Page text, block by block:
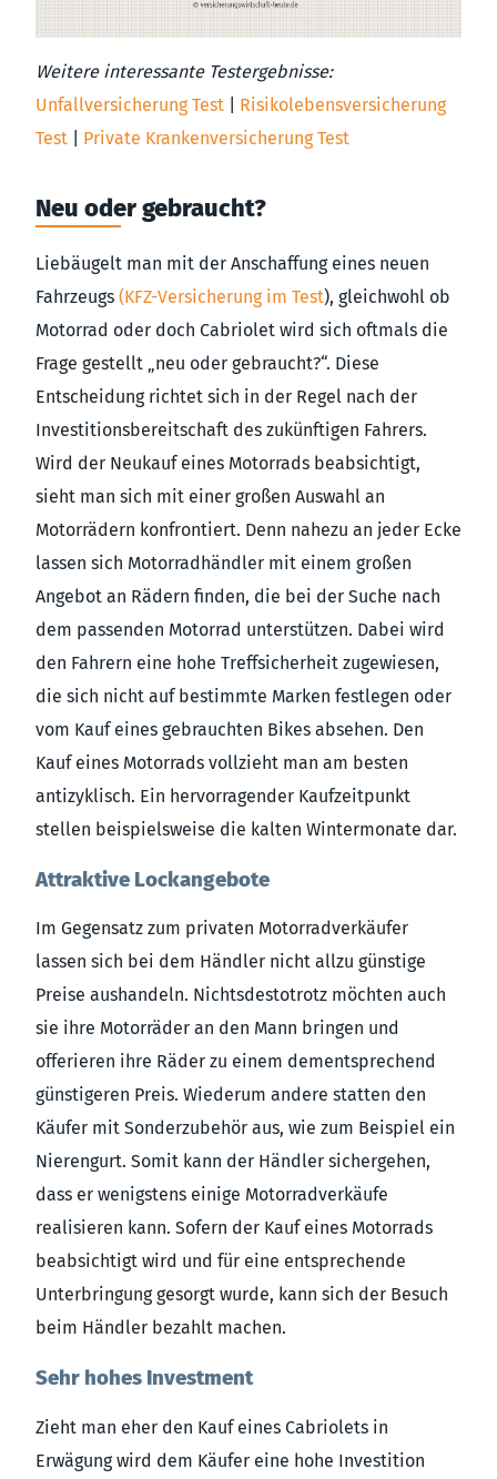
Weitere interessante Testergebnisse:
Unfallversicherung Test
Risikolebensversicherung
Test
Private Krankenversicherung Test
Neu oder gebraucht?
Liebäugelt man mit der Anschaffung eines neuen
Fahrzeugs (KFZ-Versicherung im Test), gleichwohl ob
Motorrad oder doch Cabriolet wird sich oftmals die
Frage gestellt „neu oder gebraucht?“. Diese
Entscheidung richtet sich in der Regel nach der
Investitionsbereitschaft des zukünftigen Fahrers.
Wird der Neukauf eines Motorrads beabsichtigt,
sieht man sich mit einer großen Auswahl an
Motorrädern konfrontiert. Denn nahezu an jeder Ecke
lassen sich Motorradhändler mit einem großen
Angebot an Rädern finden, die bei der Suche nach
dem passenden Motorrad unterstützen. Dabei wird
den Fahrern eine hohe Treffsicherheit zugewiesen,
die sich nicht auf bestimmte Marken festlegen oder
vom Kauf eines gebrauchten Bikes absehen. Den
Kauf eines Motorrads vollzieht man am besten
antizyklisch. Ein hervorragender Kaufzeitpunkt
stellen beispielsweise die kalten Wintermonate dar.
Attraktive Lockangebote
Im Gegensatz zum privaten Motorradverkäufer
lassen sich bei dem Händler nicht allzu günstige
Preise aushandeln. Nichtsdestotrotz möchten auch
sie ihre Motorräder an den Mann bringen und
offerieren ihre Räder zu einem dementsprechend
günstigeren Preis. Wiederum andere statten den
Käufer mit Sonderzubehör aus, wie zum Beispiel ein
Nierengurt. Somit kann der Händler sichergehen,
dass er wenigstens einige Motorradverkäufe
realisieren kann. Sofern der Kauf eines Motorrads
beabsichtigt wird und für eine entsprechende
Unterbringung gesorgt wurde, kann sich der Besuch
beim Händler bezahlt machen.
Sehr hohes Investment
Zieht man eher den Kauf eines Cabriolets in
Erwägung wird dem Käufer eine hohe Investition